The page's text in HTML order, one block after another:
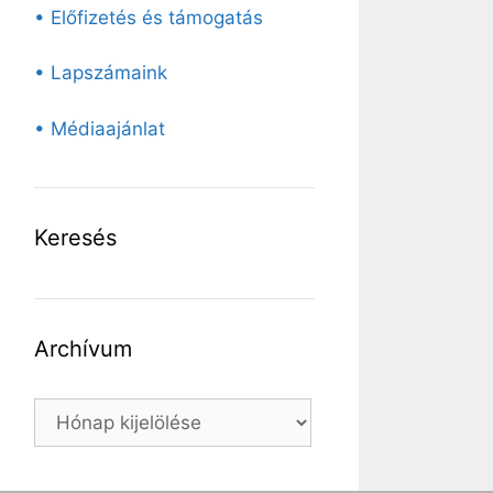
• Előfizetés és támogatás
• Lapszámaink
• Médiaajánlat
Keresés
Archívum
Archívum